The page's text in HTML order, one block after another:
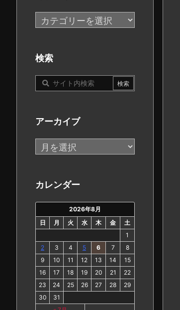
カ
テ
リ
ー
検索
アーカイブ
ア
ー
イ
ブ
カレンダー
2026年8月
日
月 火 水 木 金
土
1
2
3 4 5 6 7
8
9
10 11 12 13 14
15
16
17 18 19 20 21
22
23
24 25 26 27 28
29
30
31